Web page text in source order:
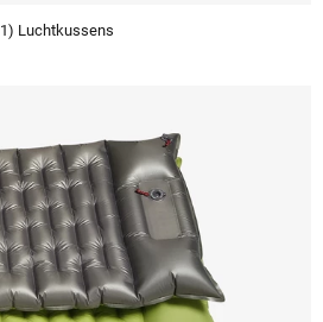
1) Luchtkussens